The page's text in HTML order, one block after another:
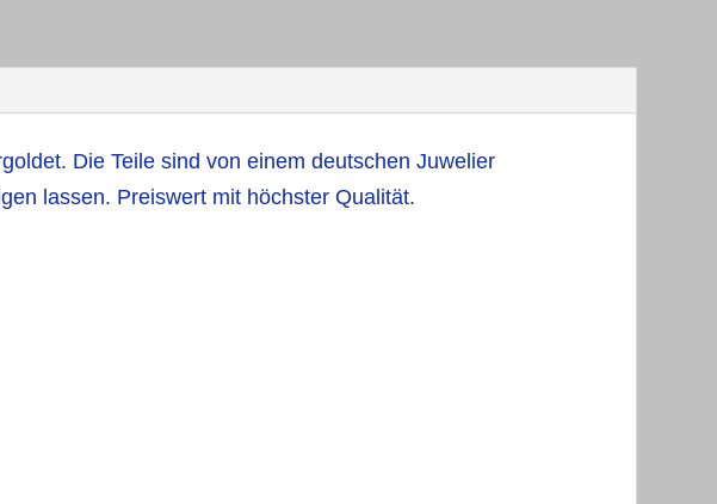
Die Teile sind von einem deutschen Juwelier
lassen. Preiswert mit höchster Qualität.